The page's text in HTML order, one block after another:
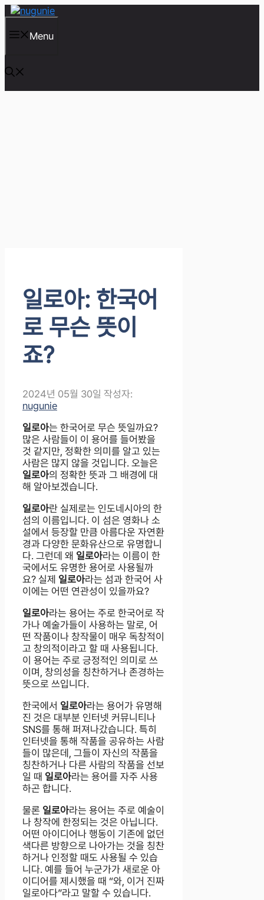
컨
츠
건
너
기
Menu
일로아: 한국어
로 무슨 뜻이
죠?
2024년 05월 30일 작성자:
nugunie
일로아는 한국어로 무슨 뜻일까요?
많은 사람들이 이 용어를 들어봤을
것 같지만, 정확한 의미를 알고 있는
사람은 많지 않을 것입니다. 오늘은
일로아의 정확한 뜻과 그 배경에 대
해 알아보겠습니다.
일로아란 실제로는 인도네시아의 한
섬의 이름입니다. 이 섬은 영화나 소
설에서 등장할 만큼 아름다운 자연환
경과 다양한 문화유산으로 유명합니
다. 그런데 왜 일로아라는 이름이 한
국에서도 유명한 용어로 사용될까
요? 실제 일로아라는 섬과 한국어 사
이에는 어떤 연관성이 있을까요?
일로아라는 용어는 주로 한국어로 작
가나 예술가들이 사용하는 말로, 어
떤 작품이나 창작물이 매우 독창적이
고 창의적이라고 할 때 사용됩니다.
이 용어는 주로 긍정적인 의미로 쓰
이며, 창의성을 칭찬하거나 존경하는
뜻으로 쓰입니다.
한국에서 일로아라는 용어가 유명해
진 것은 대부분 인터넷 커뮤니티나
SNS를 통해 퍼져나갔습니다. 특히
인터넷을 통해 작품을 공유하는 사람
들이 많은데, 그들이 자신의 작품을
칭찬하거나 다른 사람의 작품을 선보
일 때 일로아라는 용어를 자주 사용
하곤 합니다.
물론 일로아라는 용어는 주로 예술이
나 창작에 한정되는 것은 아닙니다.
어떤 아이디어나 행동이 기존에 없던
색다른 방향으로 나아가는 것을 칭찬
하거나 인정할 때도 사용될 수 있습
니다. 예를 들어 누군가가 새로운 아
이디어를 제시했을 때 “와, 이거 진짜
일로아다”라고 말할 수 있습니다.